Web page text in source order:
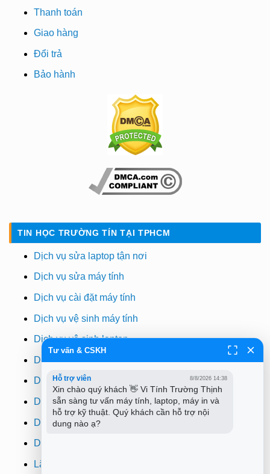
Thanh toán
Giao hàng
Đổi trả
Bảo hành
TIN HỌC TRƯỜNG TÍN TẠI TPHCM
Dịch vụ sửa laptop tận nơi
Dịch vụ sửa máy tính
Dịch vụ cài đặt máy tính
Dịch vụ vệ sinh máy tính
Dịch vụ vệ sinh laptop
Dịch vụ cài win
Dịch vụ cứu dữ liệu
Dịch vụ sửa wifi tại nhà
Dịch vụ sửa máy in
Dịch vụ nạp mực máy in
Lắp đặt camera quan sát tphcm
Tư vấn & CSKH
Hỗ trợ viên 8/8/2026 14:38
Xin chào quý khách 👋 Vi Tính Trường Thịnh
sẵn sàng tư vấn máy tính, laptop, máy in và
hỗ trợ kỹ thuật. Quý khách cần hỗ trợ nội
dung nào ạ?